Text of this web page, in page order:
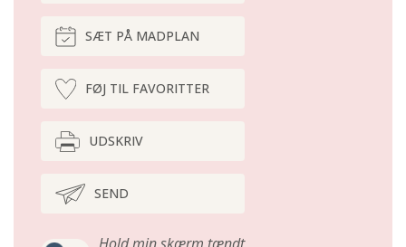
SÆT PÅ MADPLAN
FØJ TIL FAVORITTER
UDSKRIV
SEND